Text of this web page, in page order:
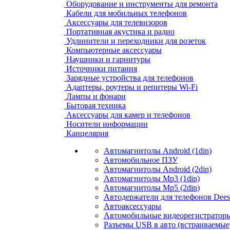
Оборудование и инструменты для ремонта
Кабели для мобильных телефонов
Аксессуары для телевизоров
Портативная акустика и радио
Удлинители и переходники для розеток
Компьютерные аксессуары
Наушники и гарнитуры
Источники питания
Зарядные устройства для телефонов
Адаптеры, роутеры и репитеры Wi-Fi
Лампы и фонари
Бытовая техника
Аксессуары для камер и телефонов
Носители информации
Канцелярия
Автомагнитолы Android (1din)
Автомобильное ПЗУ
Автомагнитолы Android (2din)
Автомагнитолы Mp3 (1din)
Автомагнитолы Mp5 (2din)
Автодержатели для телефонов
Автоаксессуары
Автомобильные
Разъемы USB в авто